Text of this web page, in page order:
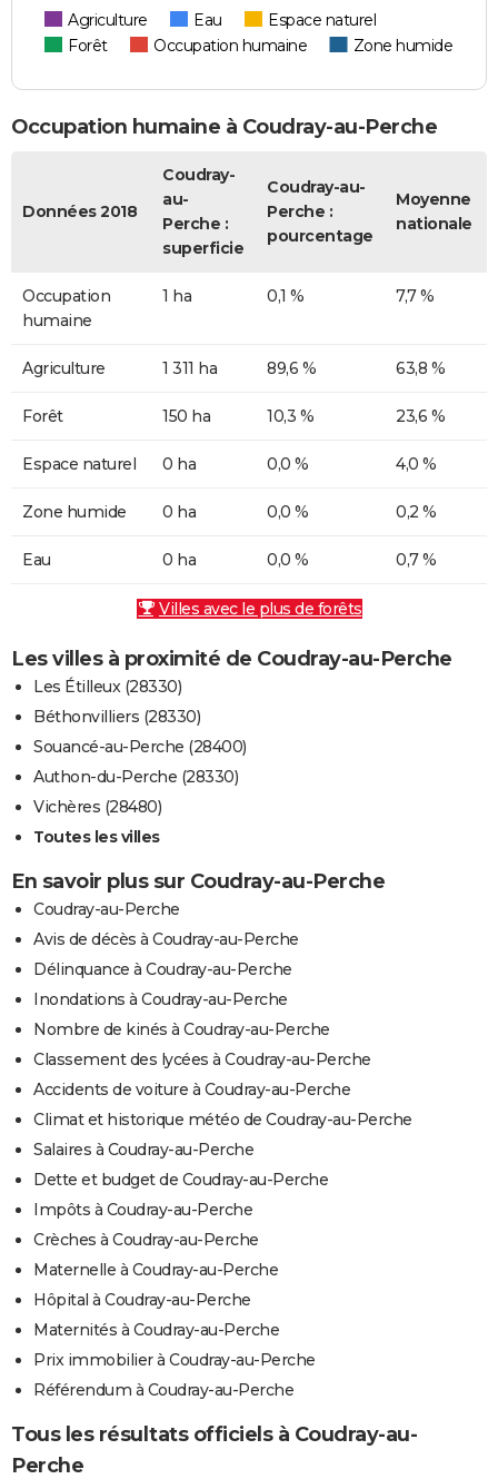
Agriculture Eau
Espace naturel
Forêt
Occupation humaine Zone humide
Occupation humaine à Coudray-au-Perche
Données 2018
Coudray-
au-
Perche :
superficie
Coudray-au-
Perche :
pourcentage
Moyenne
nationale
Occupation
humaine
1 ha 0,1 % 7,7 %
Agriculture 1 311 ha 89,6 % 63,8 %
Forêt 150 ha 10,3 % 23,6 %
Espace naturel 0 ha 0,0 % 4,0 %
Zone humide 0 ha 0,0 % 0,2 %
Eau 0 ha 0,0 % 0,7 %
Villes avec le plus de forêts
Les villes à proximité de Coudray-au-Perche
Les Étilleux (28330)
Béthonvilliers (28330)
Souancé-au-Perche (28400)
Authon-du-Perche (28330)
Vichères (28480)
Toutes les villes
En savoir plus sur Coudray-au-Perche
Coudray-au-Perche
Avis de décès à Coudray-au-Perche
Délinquance à Coudray-au-Perche
Inondations à Coudray-au-Perche
Nombre de kinés à Coudray-au-Perche
Classement des lycées à Coudray-au-Perche
Accidents de voiture à Coudray-au-Perche
Climat et historique météo de Coudray-au-Perche
Salaires à Coudray-au-Perche
Dette et budget de Coudray-au-Perche
Impôts à Coudray-au-Perche
Crèches à Coudray-au-Perche
Maternelle à Coudray-au-Perche
Hôpital à Coudray-au-Perche
Maternités à Coudray-au-Perche
Prix immobilier à Coudray-au-Perche
Référendum à Coudray-au-Perche
Tous les résultats officiels à Coudray-au-
Perche